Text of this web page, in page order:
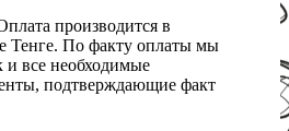
производится в
Тенге. По факту оплаты мы
и все необходимые
подтверждающие факт